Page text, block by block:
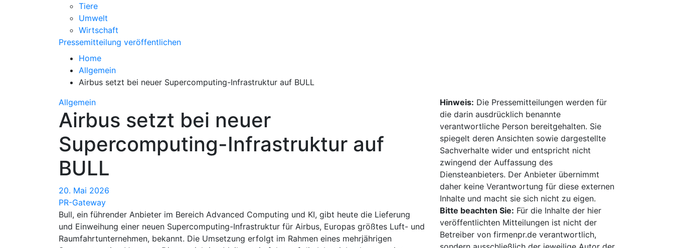
Tiere
Umwelt
Wirtschaft
Pressemitteilung veröffentlichen
Home
Allgemein
Airbus setzt bei neuer Supercomputing-Infrastruktur auf BULL
Allgemein
Airbus setzt bei neuer
Supercomputing-Infrastruktur auf
BULL
20. Mai 2026
PR-Gateway
Bull, ein führender Anbieter im Bereich Advanced Computing und KI, gibt heute die Lieferung
und Einweihung einer neuen Supercomputing-Infrastruktur für Airbus, Europas größtes Luft- und
Raumfahrtunternehmen, bekannt. Die Umsetzung erfolgt im Rahmen eines mehrjährigen
Hinweis: Die Pressemitteilungen werden für
die darin ausdrücklich benannte
verantwortliche Person bereitgehalten. Sie
spiegelt deren Ansichten sowie dargestellte
Sachverhalte wider und entspricht nicht
zwingend der Auffassung des
Diensteanbieters. Der Anbieter übernimmt
daher keine Verantwortung für diese externen
Inhalte und macht sie sich nicht zu eigen.
Bitte beachten Sie: Für die Inhalte der hier
veröffentlichten Mitteilungen ist nicht der
Betreiber von firmenpr.de verantwortlich,